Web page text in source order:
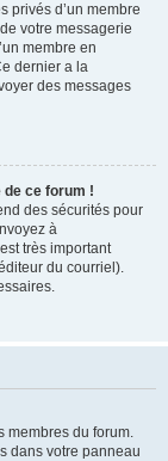
privés d’un membre
votre messagerie
membre en
dernier a la
des messages
de ce forum !
des sécurités pour
à
très important
du courriel).
membres du forum.
dans votre panneau